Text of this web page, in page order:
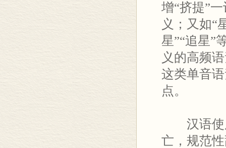
增“挤提”
义；又如“
星”“追星”
义的高频
这类单音
点。
汉语使用
亡，规范